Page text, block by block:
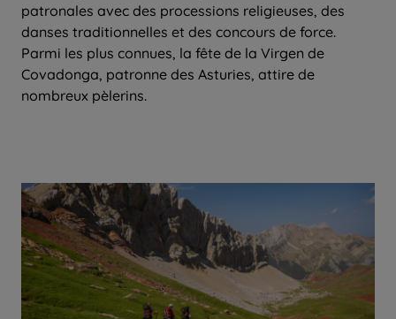
patronales avec des processions religieuses, des
danses traditionnelles et des concours de force.
Parmi les plus connues, la fête de la Virgen de
Covadonga, patronne des Asturies, attire de
nombreux pèlerins.